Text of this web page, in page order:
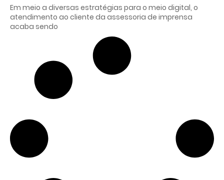
Em meio a diversas estratégias para o meio digital, o
atendimento ao cliente da assessoria de imprensa
acaba sendo